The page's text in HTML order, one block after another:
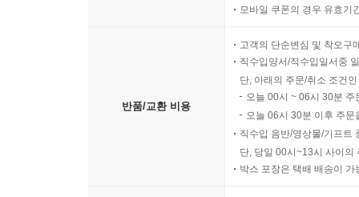
모바일 쿠폰의 경우 유효기
반품/교환 비용
고객의 단순변심 및 착오구
직수입양서/직수입일서중
단, 아래의 주문/취소 조건
오늘 00시 ~ 06시 30분
오늘 06시 30분 이후 주
직수입 음반/영상물/기프트
단, 당일 00시~13시 사이의
박스 포장은 택배 배송이